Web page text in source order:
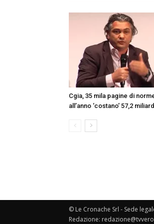
Cgia, 35 mila pagine di
all’anno ‘costano’ 57,2
© Le Cronache Srl - Sede
Redazione: